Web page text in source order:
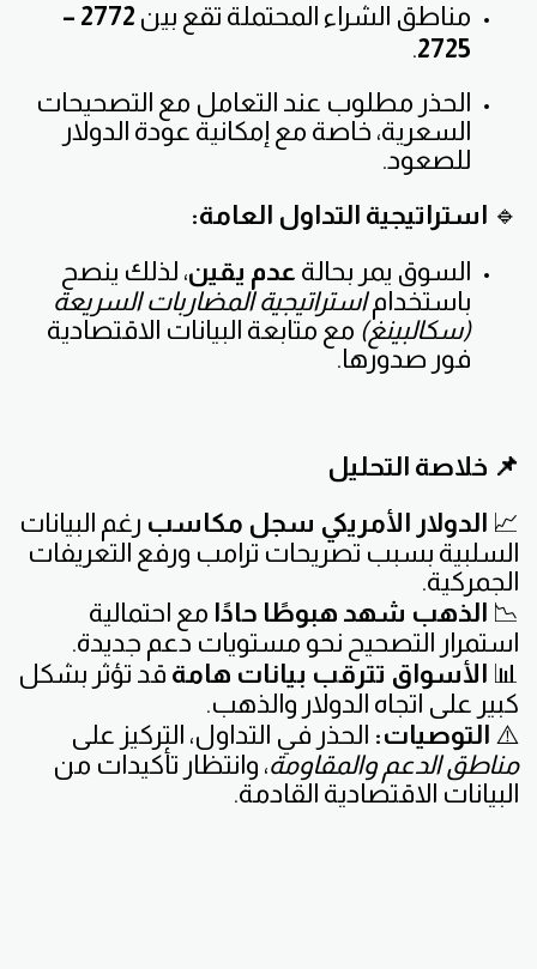
مناطق الشراء المحتملة تقع بين
2772 –
2725
.
الحذر مطلوب عند التعامل مع التصحيحات
السعرية، خاصة مع إمكانية عودة الدولار
للصعود.
🔹 استراتيجية التداول العامة:
السوق يمر بحالة عدم يقين، لذلك ينصح
باستخداماستراتيجية المضاربات السريعة
(سكالبينغ) مع متابعة البيانات الاقتصادية
فور صدورها.
📌 خلاصة التحليل
📈 الدولار الأمريكي سجل مكاسب رغم البيانات
السلبية بسبب تصريحات ترامب ورفع التعريفات
الجمركية.
📉 الذهب شهد هبوطًا حادًا مع احتمالية
استمرار التصحيح نحو مستويات دعم جديدة.
📊 الأسواق تترقب بيانات هامة قد تؤثر بشكل
كبير على اتجاه الدولار والذهب.
⚠️ التوصيات: الحذر في التداول، التركيز على
مناطق الدعم والمقاومة، وانتظار تأكيدات من
البيانات الاقتصادية القادمة.